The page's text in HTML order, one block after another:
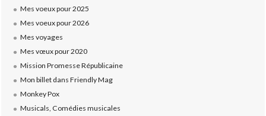
Mes voeux pour 2025
Mes voeux pour 2026
Mes voyages
Mes vœux pour 2020
Mission Promesse Républicaine
Mon billet dans Friendly Mag
Monkey Pox
Musicals, Comédies musicales